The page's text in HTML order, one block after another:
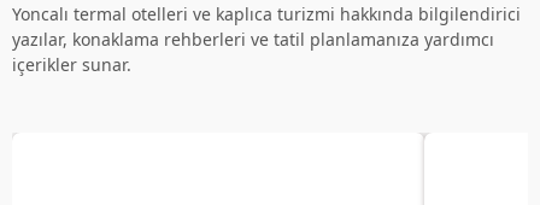
Yoncalı termal otelleri ve kaplıca turizmi hakkında bilgilendirici
yazılar, konaklama rehberleri ve tatil planlamanıza yardımcı
içerikler sunar.